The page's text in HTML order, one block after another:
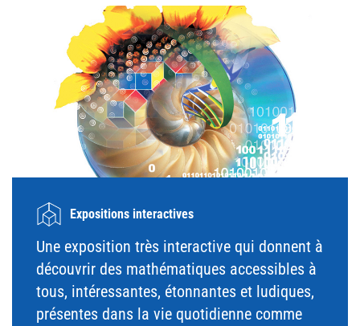
Expositions interactives
Une exposition très interactive qui donnent à
découvrir des mathématiques accessibles à
tous, intéressantes, étonnantes et ludiques,
présentes dans la vie quotidienne comme